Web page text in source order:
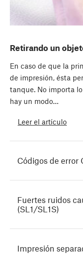
Retirando un
En caso de que la
de impresión, ésta
tanque. No importa
hay un modo…
Leer el artículo
Códigos de error
Fuertes ruidos
(SL1/SL1S)
Impresión